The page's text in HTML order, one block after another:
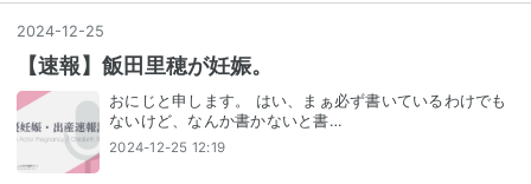
2024-12-25
【速報】飯田里穂が妊娠。
おにじと申します。 はい、まぁ必ず書いているわけでも
ないけど、なんか書かないと書…
2024-12-25 12:19